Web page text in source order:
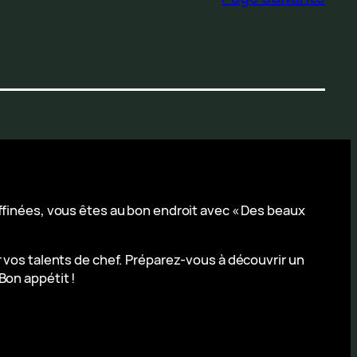
vous êtes au bon endroit avec « Des beaux
talents de chef. Préparez-vous à découvrir un
appétit !